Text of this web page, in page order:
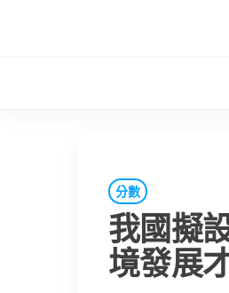
分數
我國擬
境發展